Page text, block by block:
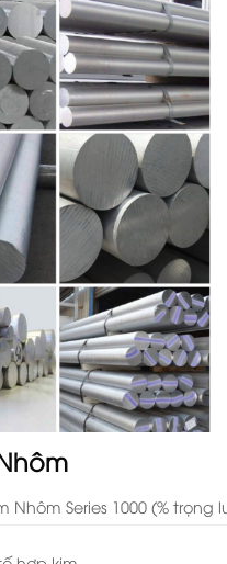
Nhôm Series 1000 (%